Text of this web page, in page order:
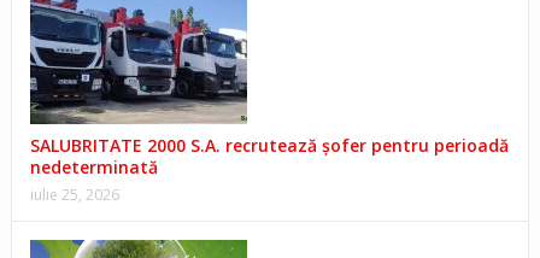
SALUBRITATE 2000 S.A. recrutează șofer pentru perioadă
nedeterminată
iulie 25, 2026